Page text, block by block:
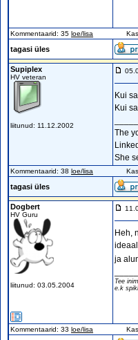
Kommentaarid: 35 loe/lisa
tagasi üles
Supiplex
HV veteran
liitunud: 11.12.2002
Kui
Kui
The
She
Kommentaarid: 38 loe/lisa
tagasi üles
Dogbert
HV Guru
liitunud: 03.05.2004
Heh,
ja
Tee
e.k
Kommentaarid: 33 loe/lisa